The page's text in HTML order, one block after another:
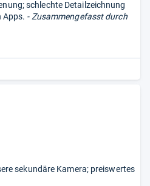
schlechte Detailzeichnung
Apps. - Zusammengefasst durch
sekundäre Kamera; preiswertes